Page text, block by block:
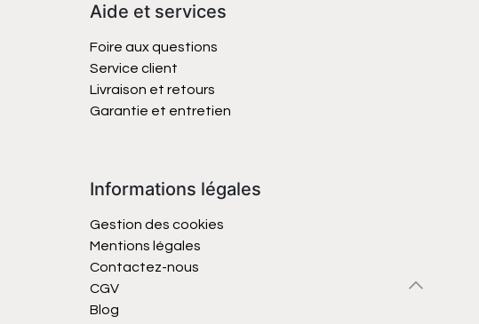
Aide et services
Foire aux questions
Service client
Livraison et retours
Garantie et entretien
Informations légales
Gestion des cookies
Mentions légales
Contactez-nous
CGV
Blog